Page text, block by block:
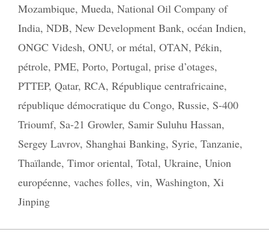
Mozambique, Mueda, National Oil Company of
India, NDB, New Development Bank, océan Indien,
ONGC Videsh, ONU, or métal, OTAN, Pékin,
pétrole, PME, Porto, Portugal, prise d’otages,
PTTEP, Qatar, RCA, République centrafricaine,
république démocratique du Congo, Russie, S-400
Trioumf, Sa-21 Growler, Samir Suluhu Hassan,
Sergey Lavrov, Shanghai Banking, Syrie, Tanzanie,
Thaïlande, Timor oriental, Total, Ukraine, Union
européenne, vaches folles, vin, Washington, Xi
Jinping